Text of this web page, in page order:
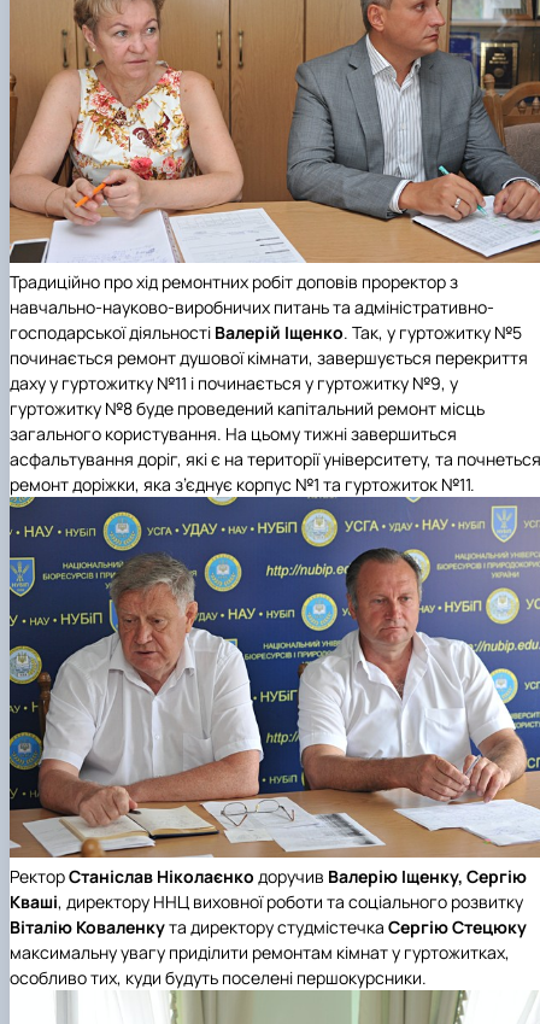
Традиційно про хід ремонтних робіт доповів проректор з
навчально-науково-виробничих питань та адміністративно-
господарської діяльності Валерій Іщенко. Так, у гуртожитку №5
починається ремонт душової кімнати, завершується перекриття
даху у гуртожитку №11 і починається у гуртожитку №9, у
гуртожитку №8 буде проведений капітальний ремонт місць
загального користування. На цьому тижні завершиться
асфальтування доріг, які є на території університету, та почнеться
ремонт доріжки, яка з’єднує корпус №1 та гуртожиток №11.
РекторСтаніслав Ніколаєнко доручив Валерію Іщенку, Сергію
Кваші, директору ННЦ виховної роботи та соціального розвитку
Віталію Коваленкута директору студмістечка Сергію Стецюку
максимальну увагу приділити ремонтам кімнат у гуртожитках,
особливо тих, куди будуть поселені першокурсники.